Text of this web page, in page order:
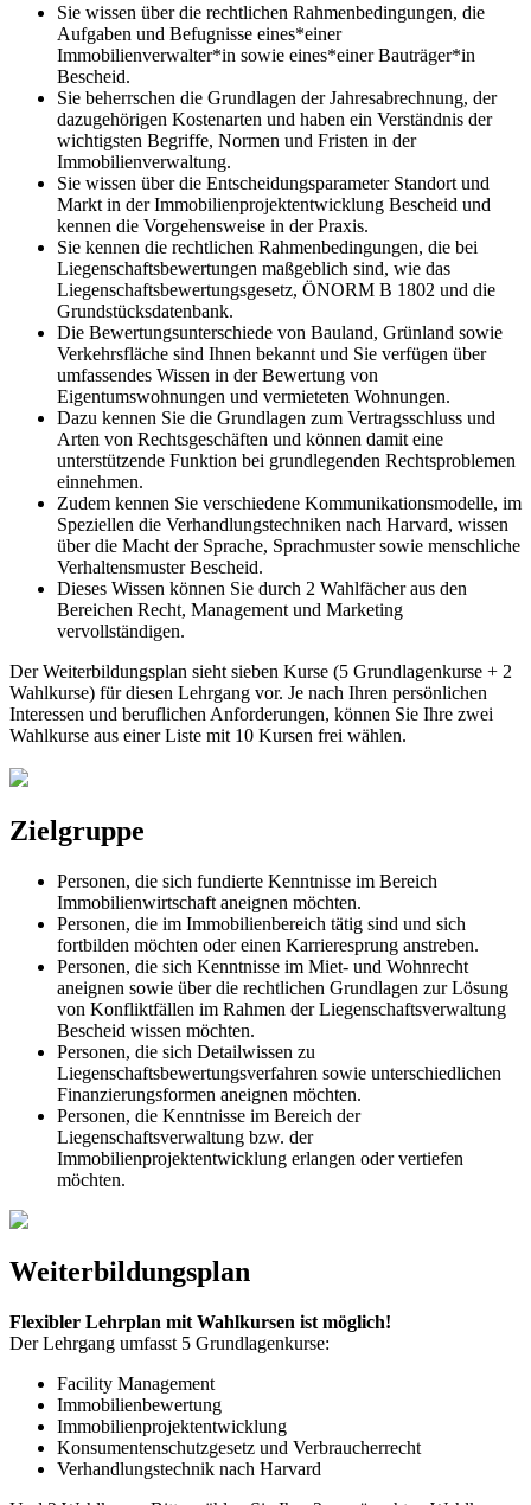
Sie wissen über die rechtlichen Rahmenbedingungen, die
Aufgaben und Befugnisse eines*einer
Immobilienverwalter*in sowie eines*einer Bauträger*in
Bescheid.
Sie beherrschen die Grundlagen der Jahresabrechnung, der
dazugehörigen Kostenarten und haben ein Verständnis der
wichtigsten Begriffe, Normen und Fristen in der
Immobilienverwaltung.
Sie wissen über die Entscheidungsparameter Standort und
Markt in der Immobilienprojektentwicklung Bescheid und
kennen die Vorgehensweise in der Praxis.
Sie kennen die rechtlichen Rahmenbedingungen, die bei
Liegenschaftsbewertungen maßgeblich sind, wie das
Liegenschaftsbewertungsgesetz, ÖNORM B 1802 und die
Grundstücksdatenbank.
Die Bewertungsunterschiede von Bauland, Grünland sowie
Verkehrsfläche sind Ihnen bekannt und Sie verfügen über
umfassendes Wissen in der Bewertung von
Eigentumswohnungen und vermieteten Wohnungen.
Dazu kennen Sie die Grundlagen zum Vertragsschluss und
Arten von Rechtsgeschäften und können damit eine
unterstützende Funktion bei grundlegenden Rechtsproblemen
einnehmen.
Zudem kennen Sie verschiedene Kommunikationsmodelle, im
Speziellen die Verhandlungstechniken nach Harvard, wissen
über die Macht der Sprache, Sprachmuster sowie menschliche
Verhaltensmuster Bescheid.
Dieses Wissen können Sie durch 2 Wahlfächer aus den
Bereichen Recht, Management und Marketing
vervollständigen.
Der Weiterbildungsplan sieht sieben Kurse (5 Grundlagenkurse + 2
Wahlkurse) für diesen Lehrgang vor. Je nach Ihren persönlichen
Interessen und beruflichen Anforderungen, können Sie Ihre zwei
Wahlkurse aus einer Liste mit 10 Kursen frei wählen.
Zielgruppe
Personen, die sich fundierte Kenntnisse im Bereich
Immobilienwirtschaft aneignen möchten.
Personen, die im Immobilienbereich tätig sind und sich
fortbilden möchten oder einen Karrieresprung anstreben.
Personen, die sich Kenntnisse im Miet- und Wohnrecht
aneignen sowie über die rechtlichen Grundlagen zur Lösung
von Konfliktfällen im Rahmen der Liegenschaftsverwaltung
Bescheid wissen möchten.
Personen, die sich Detailwissen zu
Liegenschaftsbewertungsverfahren sowie unterschiedlichen
Finanzierungsformen aneignen möchten.
Personen, die Kenntnisse im Bereich der
Liegenschaftsverwaltung bzw. der
Immobilienprojektentwicklung erlangen oder vertiefen
möchten.
Weiterbildungsplan
Flexibler Lehrplan mit Wahlkursen ist möglich!
Der Lehrgang umfasst 5 Grundlagenkurse:
Facility Management
Immobilienbewertung
Immobilienprojektentwicklung
Konsumentenschutzgesetz und Verbraucherrecht
Verhandlungstechnik nach Harvard